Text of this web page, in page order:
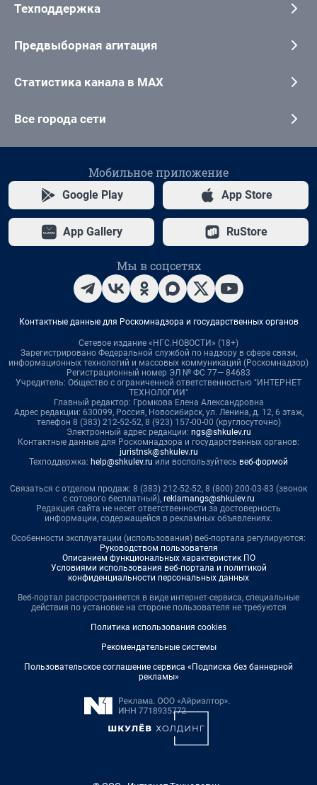
Техподдержка
Предвыборная агитация
Статистика канала в MAX
Все города сети
Мобильное приложение
Google Play App Store
App Gallery RuStore
Мы в соцсетях
Контактные данные для Роскомнадзора и государственных органов
Сетевое издание «НГС.НОВОСТИ» (18+)
Зарегистрировано Федеральной службой по надзору в сфере связи,
информационных технологий и массовых коммуникаций (Роскомнадзор)
Регистрационный номер ЭЛ № ФС 77— 84683
Учредитель: Общество с ограниченной ответственностью "ИНТЕРНЕТ
ТЕХНОЛОГИИ"
Главный редактор: Громкова Елена Александровна
Адрес редакции: 630099, Россия, Новосибирск, ул. Ленина, д. 12, 6 этаж,
телефон 8 (383) 212-52-52, 8 (923) 157-00-00 (круглосуточно)
Электронный адрес редакции: ngs@shkulev.ru
Контактные данные для Роскомнадзора и государственных органов:
juristnsk@shkulev.ru
Техподдержка: help@shkulev.ru или воспользуйтесь веб-формой
Связаться с отделом продаж: 8 (383) 212-52-52, 8 (800) 200-03-83 (звонок
с сотового бесплатный), reklamangs@shkulev.ru
Редакция сайта не несет ответственности за достоверность
информации, содержащейся в рекламных объявлениях.
Особенности эксплуатации (использования) веб-портала регулируются:
Руководством пользователя
Описанием функциональных характеристик ПО
Условиями использования веб-портала и политикой
конфиденциальности персональных данных
Веб-портал распространяется в виде интернет-сервиса, специальные
действия по установке на стороне пользователя не требуются
Политика использования cookies
Рекомендательные системы
Пользовательское соглашение сервиса «Подписка без баннерной
рекламы»